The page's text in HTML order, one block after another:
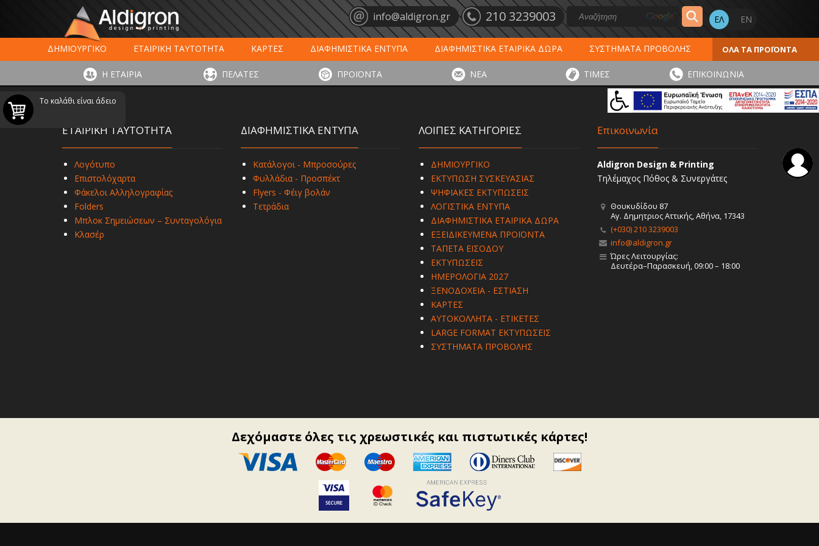
info@aldigron.gr 210 3239003
ΔΗΜΙΟΥΡΓΙΚΟ ΕΤΑΙΡΙΚΗ ΤΑΥΤΟΤΗΤΑ ΚΑΡΤΕΣ ΔΙΑΦΗΜΙΣΤΙΚΑ ΕΝΤΥΠΑ ΔΙΑΦΗΜΙΣΤΙΚΑ ΕΤΑΙΡΙΚΑ ΔΩΡΑ
ΣΥΣΤΗΜΑΤΑ ΠΡΟΒΟΛΗΣ
ΕΚΤΥΠΩΣΗ ΣΥΣΚΕΥΑΣΙΑΣ
LARGE FORMAT ΕΚΤΥΠΩΣΕΙΣ ΞΕΝΟΔΟΧΕΙΑ - ΕΣΤΙΑΣΗ ΤΑΠΕΤΑ ΕΙΣΟΔΟΥ ΗΜΕΡΟΛΟΓΙΑ 2027
ΕΚΤΥΠΩΣΕΙΣ
ΑΥΤΟΚΟΛΛΗΤΑ - ΕΤΙΚΕΤΕΣ
ΟΛΑ ΤΑ ΠΡΟΪΟΝΤΑ
Η ΕΤΑΙΡΙΑ ΠΕΛΑΤΕΣ ΠΡΟΪΟΝΤΑ ΝΕΑ ΤΙΜΕΣ ΕΠΙΚΟΙΝΩΝΙΑ
Το καλάθι είναι άδειο
ΕΤΑΙΡΙΚΗ ΤΑΥΤΟΤΗΤΑ
Λογότυπο
Επιστολόχαρτα
Φάκελοι Αλληλογραφίας
Folders
Μπλοκ Σημειώσεων – Συνταγολόγια
Κλασέρ
ΔΙΑΦΗΜΙΣΤΙΚΑ ΕΝΤΥΠΑ
Κατάλογοι - Μπροσούρες
Φυλλάδια - Προσπέκτ
Flyers - Φέιγ βολάν
Τετράδια
ΛΟΙΠΕΣ ΚΑΤΗΓΟΡΙΕΣ
ΔΗΜΙΟΥΡΓΙΚΟ
ΕΚΤΥΠΩΣΗ ΣΥΣΚΕΥΑΣΙΑΣ
ΨΗΦΙΑΚΕΣ ΕΚΤΥΠΩΣΕΙΣ
ΛΟΓΙΣΤΙΚΑ ΕΝΤΥΠΑ
ΔΙΑΦΗΜΙΣΤΙΚΑ ΕΤΑΙΡΙΚΑ ΔΩΡΑ
ΕΞΕΙΔΙΚΕΥΜΕΝΑ ΠΡΟΪΟΝΤΑ
ΤΑΠΕΤΑ ΕΙΣΟΔΟΥ
ΕΚΤΥΠΩΣΕΙΣ
ΗΜΕΡΟΛΟΓΙΑ 2027
ΞΕΝΟΔΟΧΕΙΑ - ΕΣΤΙΑΣΗ
ΚΑΡΤΕΣ
ΑΥΤΟΚΟΛΛΗΤΑ - ΕΤΙΚΕΤΕΣ
LARGE FORMAT ΕΚΤΥΠΩΣΕΙΣ
ΣΥΣΤΗΜΑΤΑ ΠΡΟΒΟΛΗΣ
Επικοινωνία
Aldigron Design & Printing
Τηλέμαχος Πόθος & Συνεργάτες
Θουκυδίδου 87
Αγ. Δημητριος Αττικής, Αθήνα, 17343
(+030) 210 3239003
info@aldigron.gr
Ώρες Λειτουργίας:
Δευτέρα–Παρασκευή, 09:00 – 18:00
Δεχόμαστε όλες τις χρεωστικές και πιστωτικές κάρτες!